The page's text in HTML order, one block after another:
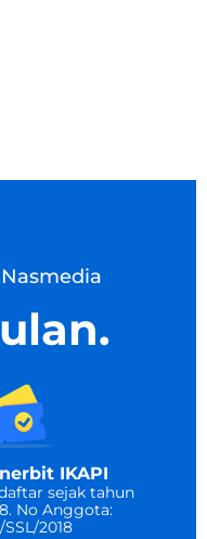
IKAPI
sejak tahun
No Anggota:
SSL/2018